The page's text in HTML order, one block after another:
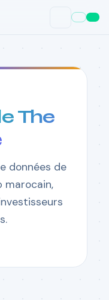
The
données de
marocain,